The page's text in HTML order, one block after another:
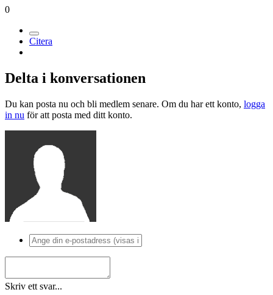
0
Citera
Delta i konversationen
Du kan posta nu och bli medlem senare. Om du har ett konto, logga
in nu för att posta med ditt konto.
Skriv ett svar...